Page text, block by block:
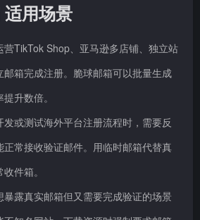
用场景
营TikTok Shop、亚马逊多店铺、独立站
邮箱完成注册。脆球邮箱可以批量生成
升数倍。
或测试海外平台注册流程时，需要反
常接收验证邮件。用临时邮箱代替真
件箱。
露真实邮箱但又需要完成验证的场景